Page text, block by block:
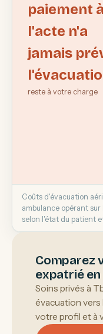
paiement à
l'acte n'a
jamais
reste à votre charge
Coûts d'évacuation
ambulance opérant
selon l'état du patient
Comparez
expatrié
Soins privés à
évacuation vers
votre profil et à